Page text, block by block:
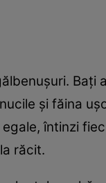
Baţi
şi făina
întinzi
răcit.